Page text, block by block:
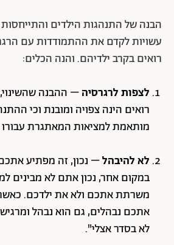
הבנה של התנהגות הילדים
עשויות לקדם את ההתמודדות עם
רואים בקרב ילדיהם. והנה הכלים:
לצפות לרגרסיה– ההבנה
רואים הינה צפויה ומובנת וכי
מותאמת למציאות המאתגרת עבורו
לא להיבהל– נכון, זה מפתיע
במקום אחר, נכון אתם לא מבינים
משרתת אתכם ולא את ילדכם.
אתכם נבהלים, גם הוא נבהל
לא בסדר אצלי".